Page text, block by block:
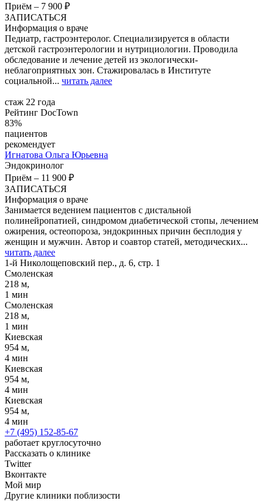
Приём – 7 900 ₽
ЗАПИСАТЬСЯ
Информация о враче
Педиатр, гастроэнтеролог. Специализируется в области
детской гастроэнтерологии и нутрициологии. Проводила
обследование и лечение детей из экологически-
неблагоприятных зон. Стажировалась в Институте
социальной... читать далее
стаж 22 года
Рейтинг DocTown
83%
пациентов
рекомендует
Игнатова Ольга Юрьевна
Эндокринолог
Приём – 11 900 ₽
ЗАПИСАТЬСЯ
Информация о враче
Занимается ведением пациентов с дистальной
полинейропатией, синдромом диабетической стопы, лечением
ожирения, остеопороза, эндокринных причин бесплодия у
женщин и мужчин. Автор и соавтор статей, методических...
читать далее
1-й Николощеповский пер., д. 6, стр. 1
Смоленская
218 м,
1 мин
Смоленская
218 м,
1 мин
Киевская
954 м,
4 мин
Киевская
954 м,
4 мин
Киевская
954 м,
4 мин
+7 (495) 152-85-67
работает круглосуточно
Рассказать о клинике
Twitter
Вконтакте
Мой мир
Другие клиники поблизости